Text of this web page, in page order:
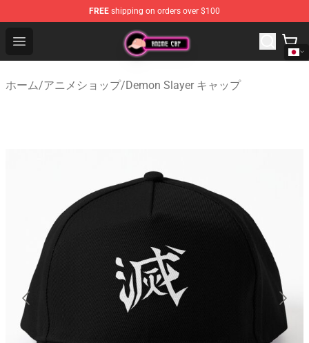
FREE shipping on orders over $100
Open menu
Anime Cap Shop - The Best Store of Anime Cap
ホーム/アニメショップ/Demon Slayer キャップ